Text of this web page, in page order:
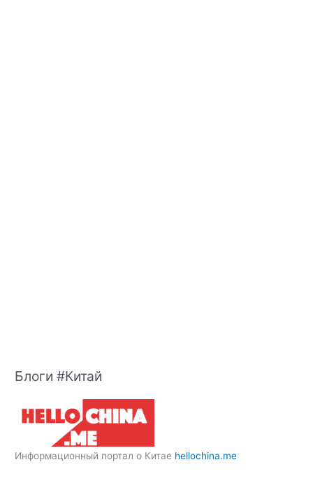
Блоги #Китай
Информационный портал о Китае hellochina.me